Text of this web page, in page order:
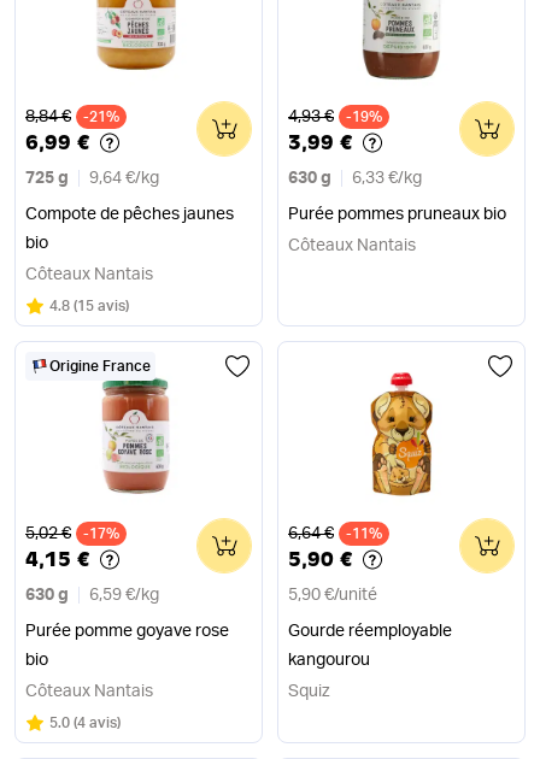
Ancien prix
8,84 € -21%
6,99 €
725 g 9,64 €/ kg
Compote de pêches jaunes
bio
0
Côteaux Nantais
Note
4.8 sur 5
(15 avis)
Ancien prix
4,93 € -19%
3,99 €
630 g 6,33 €/ kg
Purée pommes pruneaux bio
0
Côteaux Nantais
Origine France
Ancien prix
5,02 € -17%
4,15 €
630 g 6,59 €/ kg
Purée pomme goyave rose
bio
0
Côteaux Nantais
Note
5.0 sur 5
(4 avis)
Ancien prix
6,64 € -11%
5,90 €
5,90 €/unité
Gourde réemployable
kangourou
0
Squiz